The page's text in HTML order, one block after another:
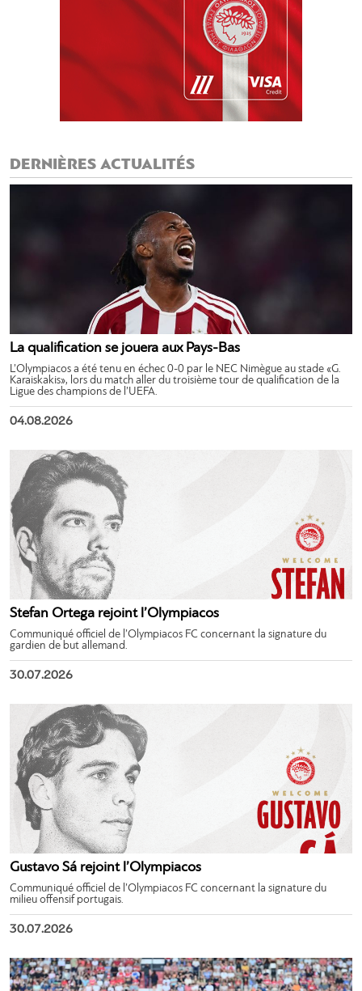
DERNIÈRES ACTUALITÉS
La qualification se jouera aux Pays-Bas
L’Olympiacos a été tenu en échec 0-0 par le NEC Nimègue au stade «G.
Karaiskakis», lors du match aller du troisième tour de qualification de la
Ligue des champions de l’UEFA.
04.08.2026
Stefan Ortega rejoint l’Olympiacos
Communiqué officiel de l’Olympiacos FC concernant la signature du
gardien de but allemand.
30.07.2026
Gustavo Sá rejoint l’Olympiacos
Communiqué officiel de l’Olympiacos FC concernant la signature du
milieu offensif portugais.
30.07.2026